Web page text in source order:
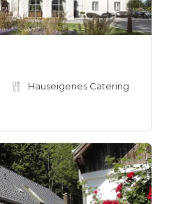
Hauseigenes Catering